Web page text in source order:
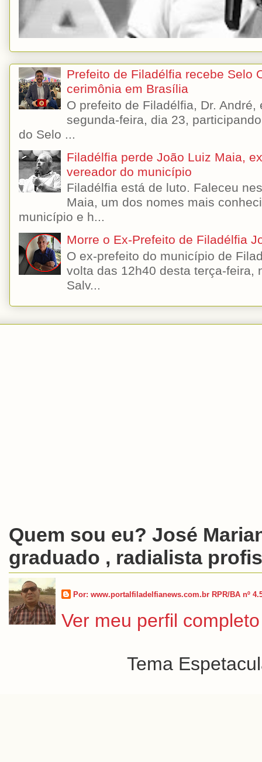
Prefeito de Filadélfia recebe Selo
cerimônia em Brasília
O prefeito de Filadélfia, Dr.
segunda-feira, dia 23,
do Selo ...
Filadélfia perde João Luiz Maia,
vereador do município
Filadélfia está de luto. Faleceu
Maia, um dos nomes mais
município e h...
Morre o Ex-Prefeito de Filadélfia
O ex-prefeito do município de
volta das 12h40 desta terça-feira,
Salv...
Quem sou eu? José
graduado , radialista
Por: www.portalfiladelfianews.com.br RPR/BA nº
Ver meu perfil completo
Tema